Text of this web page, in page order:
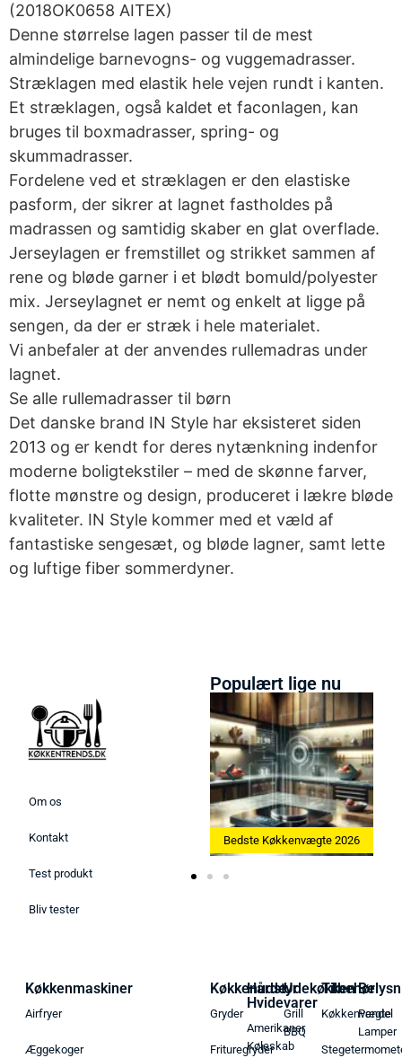
(2018OK0658 AITEX)
Denne størrelse lagen passer til de mest
almindelige barnevogns- og vuggemadrasser.
Stræklagen med elastik hele vejen rundt i kanten.
Et stræklagen, også kaldet et faconlagen, kan
bruges til boxmadrasser, spring- og
skummadrasser.
Fordelene ved et stræklagen er den elastiske
pasform, der sikrer at lagnet fastholdes på
madrassen og samtidig skaber en glat overflade.
Jerseylagen er fremstillet og strikket sammen af
rene og bløde garner i et blødt bomuld/polyester
mix. Jerseylagnet er nemt og enkelt at ligge på
sengen, da der er stræk i hele materialet.
Vi anbefaler at der anvendes rullemadras under
lagnet.
Se alle rullemadrasser til børn
Det danske brand IN Style har eksisteret siden
2013 og er kendt for deres nytænkning indenfor
moderne boligtekstiler – med de skønne farver,
flotte mønstre og design, produceret i lækre bløde
kvaliteter. IN Style kommer med et væld af
fantastiske sengesæt, og bløde lagner, samt lette
og luftige fiber sommerdyner.
Om os
Kontakt
Test produkt
Bliv tester
Populært lige nu
Bedste Ismaskine 2026 Bedste Køkkenvægte 2026
Køkkenmaskiner
Airfryer
Æggekoger
Køkkenudstyr
Gryder
Frituregryder
Hårde
Hvidevarer
Amerikaner
Køleskab
Udekøkken
Grill
BBQ
Tilbehør
Køkkenvægte
Pendel
Lamper